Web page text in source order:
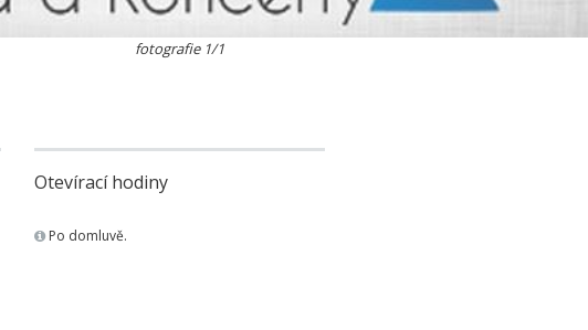
fotografie 1/1
Otevírací hodiny
Po domluvě.